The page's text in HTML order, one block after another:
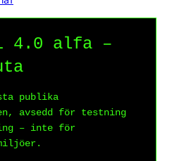
4.0 alfa –
publika
avsedd för testning
– inte för